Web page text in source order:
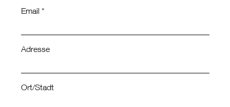
Email *
Adresse
Ort/Stadt